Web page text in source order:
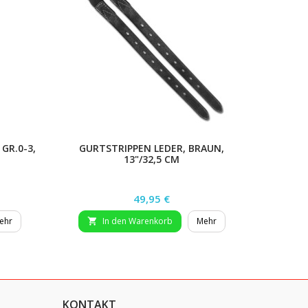
3,
GURTSTRIPPEN LEDER, BRAUN,
13"/32,5 CM
Preis
49,95 €
 In den Warenkorb Mehr
KONTAKT